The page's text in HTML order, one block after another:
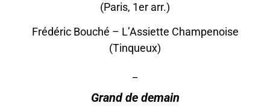
(Paris, 1er arr.)
Frédéric Bouché – L’Assiette Champenoise
(Tinqueux)
Grand de demain